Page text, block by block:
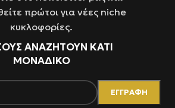
πρώτοι για νέες niche
κυκλοφορίες.
ΑΝΑΖΗΤΟΥΝ ΚΑΤΙ
ΜΟΝΑΔΙΚΟ